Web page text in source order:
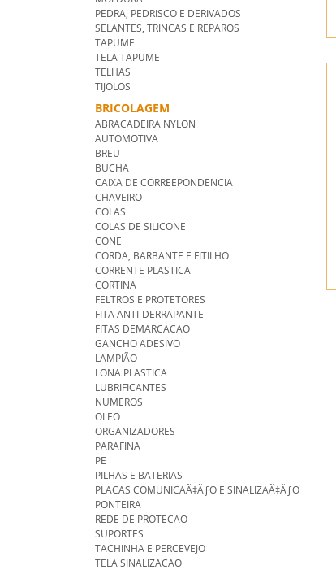
PEDRA, PEDRISCO E DERIVADOS
SELANTES, TRINCAS E REPAROS
TAPUME
TELA TAPUME
TELHAS
TIJOLOS
BRICOLAGEM
ABRACADEIRA NYLON
AUTOMOTIVA
BREU
BUCHA
CAIXA DE CORREEPONDENCIA
CHAVEIRO
COLAS
COLAS DE SILICONE
CONE
CORDA, BARBANTE E FITILHO
CORRENTE PLASTICA
CORTINA
FELTROS E PROTETORES
FITA ANTI-DERRAPANTE
FITAS DEMARCACAO
GANCHO ADESIVO
LAMPIÃO
LONA PLASTICA
LUBRIFICANTES
NUMEROS
OLEO
ORGANIZADORES
PARAFINA
PE
PILHAS E BATERIAS
PLACAS COMUNICAÃ‡ÃƒO E SINALIZAÃ‡ÃƒO
PONTEIRA
REDE DE PROTECAO
SUPORTES
TACHINHA E PERCEVEJO
TELA SINALIZACAO